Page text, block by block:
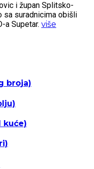
i župan Splitsko-
sa suradnicima obišli
a Supetar. više
broja)
kuće)